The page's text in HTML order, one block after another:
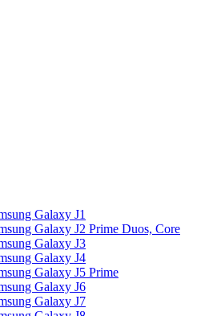
Galaxy J1
Galaxy J2 Prime Duos, Core
Galaxy J3
Galaxy J4
Galaxy J5 Prime
Galaxy J6
Galaxy J7